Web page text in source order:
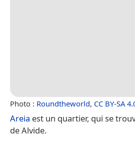
Photo : Roundtheworld, CC BY-SA
Areia est un quartier, qui se
de Alvide.